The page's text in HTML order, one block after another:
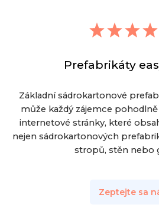
Prefabrikáty
Základní sádrokartonové
může každý zájemce
internetové stránky, které
nejen sádrokartonových
stropů, stěn nebo
Zeptejte sa